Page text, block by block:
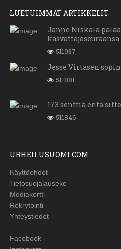
LUETUIMMAT ARTIKKELIT
Janne Niskala
kasvattajaseuraansa
511937
Jesse Virtasen
511881
173 senttiä entä
511846
URHEILUSUOMI.COM
Käyttöehdot
Tietosuojalauseke
Mediakortti
Rekrytointi
Yhteystiedot
Facebook